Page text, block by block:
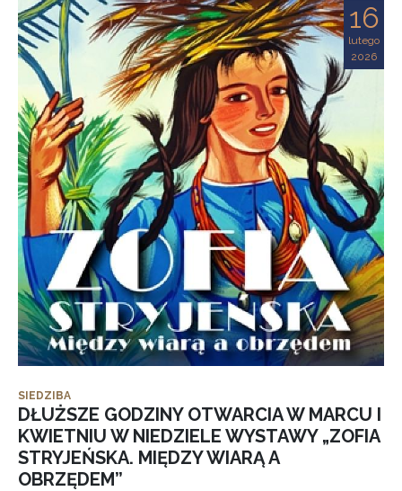
16
lutego
2026
SIEDZIBA
DŁUŻSZE GODZINY OTWARCIA W MARCU I
KWIETNIU W NIEDZIELE WYSTAWY „ZOFIA
STRYJEŃSKA. MIĘDZY WIARĄ A
OBRZĘDEM”